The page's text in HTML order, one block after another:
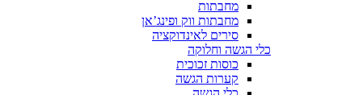
מחבתות
מחבתות ווק ופינג’אן
סירים לאינדוקציה
כלי הגשה וחלוקה
כוסות זכוכית
קערות הגשה